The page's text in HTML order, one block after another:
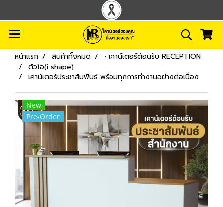
หน้าแรก สินค้าทั้งหมด
• เคาน์เตอร์ต้อนรับ RECEPTION
ตัวไอ(i shape)
เคาน์เตอร์ประชาสัมพันธ์ พร้อมทุกการทำงานอย่างต่อเนื่อง
New
Pre-Order